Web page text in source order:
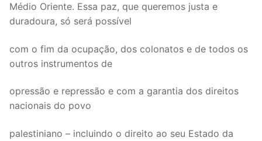
Médio Oriente. Essa paz, que queremos justa e
duradoura, só será possível
com o fim da ocupação, dos colonatos e de todos os
outros instrumentos de
opressão e repressão e com a garantia dos direitos
nacionais do povo
palestiniano – incluindo o direito ao seu Estado da